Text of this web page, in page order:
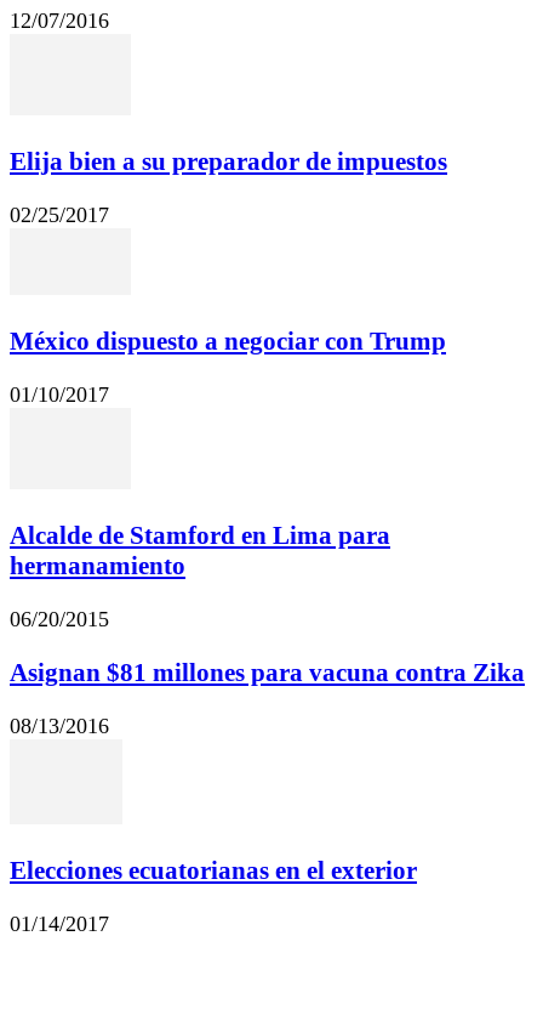
12/07/2016
Elija bien a su preparador de impuestos
02/25/2017
México dispuesto a negociar con Trump
01/10/2017
Alcalde de Stamford en Lima para
hermanamiento
06/20/2015
Asignan $81 millones para vacuna contra Zika
08/13/2016
Elecciones ecuatorianas en el exterior
01/14/2017